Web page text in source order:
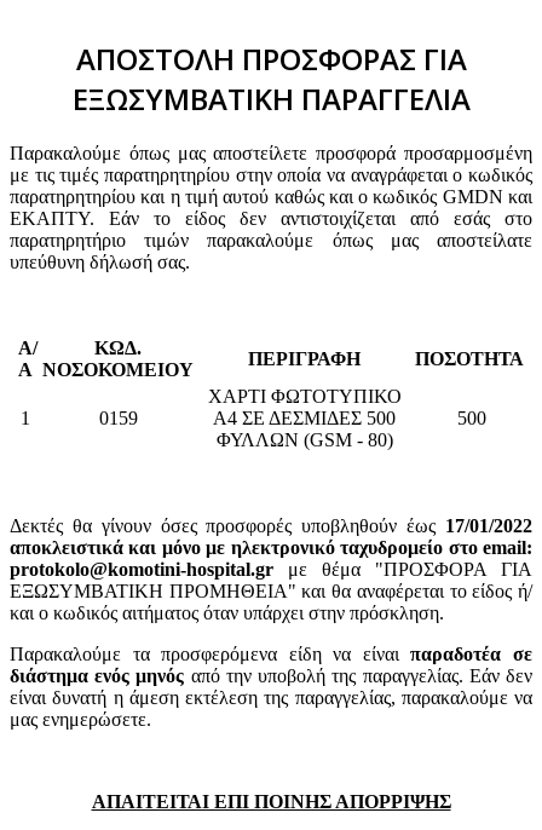
ΑΠΟΣΤΟΛΗ ΠΡΟΣΦΟΡΑΣ ΓΙΑ
ΕΞΩΣΥΜΒΑΤΙΚΗ ΠΑΡΑΓΓΕΛΙΑ
Παρακαλούμε όπως μας αποστείλετε προσφορά προσαρμοσμένη
με τις τιμές παρατηρητηρίου στην οποία να αναγράφεται ο κωδικός
παρατηρητηρίου και η τιμή αυτού καθώς και ο κωδικός GMDN και
ΕΚΑΠΤΥ. Εάν το είδος δεν αντιστοιχίζεται από εσάς στο
παρατηρητήριο τιμών παρακαλούμε όπως μας αποστείλατε
υπεύθυνη δήλωσή σας.
Α/
Α
ΚΩΔ.
ΝΟΣΟΚΟΜΕΙΟΥ
ΠΕΡΙΓΡΑΦΗ ΠΟΣΟΤΗΤΑ
1 0159
ΧΑΡΤΙ ΦΩΤΟΤΥΠΙΚΟ
Α4 ΣΕ ΔΕΣΜΙΔΕΣ 500
ΦΥΛΛΩΝ (GSM - 80)
500
Δεκτές θα γίνουν όσες προσφορές υποβληθούν έως 17/01/2022
αποκλειστικά και μόνο με ηλεκτρονικό ταχυδρομείο στο email:
protokolo@komotini-hospital.gr με θέμα "ΠΡΟΣΦΟΡΑ ΓΙΑ
ΕΞΩΣΥΜΒΑΤΙΚΗ ΠΡΟΜΗΘΕΙΑ" και θα αναφέρεται το είδος ή/
και ο κωδικός αιτήματος όταν υπάρχει στην πρόσκληση.
Παρακαλούμε τα προσφερόμενα είδη να είναιπαραδοτέα σε
διάστημα ενός μηνός από την υποβολή της παραγγελίας. Εάν δεν
είναι δυνατή η άμεση εκτέλεση της παραγγελίας, παρακαλούμε να
μας ενημερώσετε.
ΑΠΑΙΤΕΙΤΑΙ ΕΠΙ ΠΟΙΝΗΣ ΑΠΟΡΡΙΨΗΣ